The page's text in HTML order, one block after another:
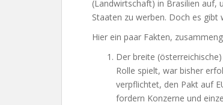
(Landwirtschaft) in Brasilien auf,
Staaten zu werben. Doch es
Hier ein paar Fakten,
Der breite
Rolle spielt, war bisher
verpflichtet, den Pakt auf
fordern Konzerne und